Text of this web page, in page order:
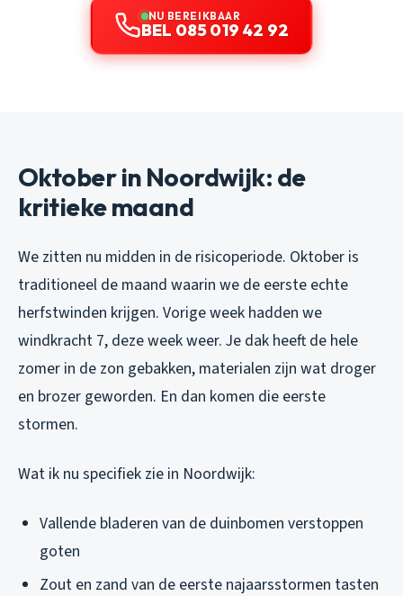
NU BEREIKBAAR
BEL 085 019 42 92
Oktober in Noordwijk: de
kritieke maand
We zitten nu midden in de risicoperiode. Oktober is
traditioneel de maand waarin we de eerste echte
herfstwinden krijgen. Vorige week hadden we
windkracht 7, deze week weer. Je dak heeft de hele
zomer in de zon gebakken, materialen zijn wat droger
en brozer geworden. En dan komen die eerste
stormen.
Wat ik nu specifiek zie in Noordwijk:
Vallende bladeren van de duinbomen verstoppen
goten
Zout en zand van de eerste najaarsstormen tasten